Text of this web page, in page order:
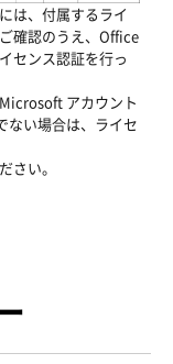
は、付属するライ
確認のうえ、Office
センス認証を行っ
アカウント
ない場合は、ライセ
さい。